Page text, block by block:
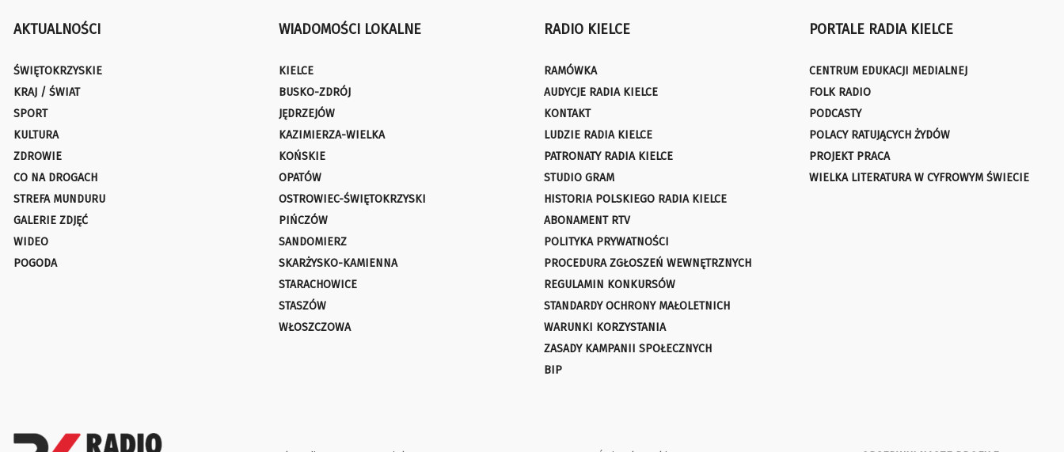
AKTUALNOŚCI
ŚWIĘTOKRZYSKIE
KRAJ / ŚWIAT
SPORT
KULTURA
ZDROWIE
CO NA DROGACH
STREFA MUNDURU
GALERIE ZDJĘĆ
WIDEO
POGODA
WIADOMOŚCI LOKALNE
KIELCE
BUSKO-ZDRÓJ
JĘDRZEJÓW
KAZIMIERZA-WIELKA
KOŃSKIE
OPATÓW
OSTROWIEC-ŚWIĘTOKRZYSKI
PIŃCZÓW
SANDOMIERZ
SKARŻYSKO-KAMIENNA
STARACHOWICE
STASZÓW
WŁOSZCZOWA
RADIO KIELCE
RAMÓWKA
AUDYCJE RADIA KIELCE
KONTAKT
LUDZIE RADIA KIELCE
PATRONATY RADIA KIELCE
STUDIO GRAM
HISTORIA POLSKIEGO RADIA KIELCE
ABONAMENT RTV
POLITYKA PRYWATNOŚCI
PROCEDURA ZGŁOSZEŃ WEWNĘTRZNYCH
REGULAMIN KONKURSÓW
STANDARDY OCHRONY MAŁOLETNICH
WARUNKI KORZYSTANIA
ZASADY KAMPANII SPOŁECZNYCH
BIP
PORTALE RADIA KIELCE
CENTRUM EDUKACJI MEDIALNEJ
FOLK RADIO
PODCASTY
POLACY RATUJĄCYCH ŻYDÓW
PROJEKT PRACA
WIELKA LITERATURA W CYFROWYM ŚWIECIE